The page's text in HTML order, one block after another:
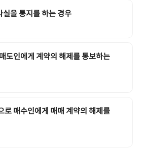
을 통지를 하는 경우
도인에게 계약의 해제를 통보하는
로 매수인에게 매매 계약의 해제를